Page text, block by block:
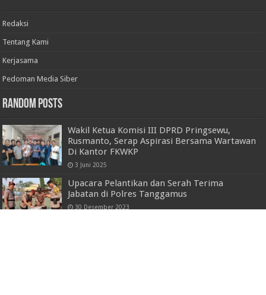
Redaksi
Tentang Kami
Kerjasama
Pedoman Media Siber
Random Posts
Wakil Ketua Komisi III DPRD Pringsewu,
Rusmanto, Serap Aspirasi Bersama Wartawan
Di Kantor FKWKP
3 Juni 2025
Upacara Pelantikan dan Serah Terima
Jabatan di Polres Tanggamus
30 Desember 2023